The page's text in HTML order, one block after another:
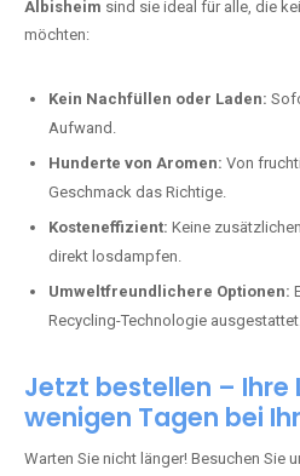
Albisheim sind sie ideal für alle, die
möchten:
Kein Nachfüllen oder Laden:
Aufwand.
Hunderte von Aromen: Von
Geschmack das Richtige.
Kosteneffizient: Keine
direkt losdampfen.
Umweltfreundlichere Optionen:
Recycling-Technologie
Jetzt bestellen – Ihre
wenigen Tagen bei
Warten Sie nicht länger! Besuchen Sie